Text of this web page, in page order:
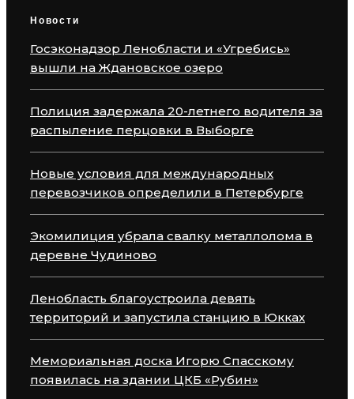
Новости
Госэконадзор Ленобласти и «Угребись»
вышли на Ждановское озеро
Полиция задержала 20-летнего водителя за
распыление перцовки в Выборге
Новые условия для международных
перевозчиков определили в Петербурге
Экомилиция убрала свалку металлолома в
деревне Чудиново
Ленобласть благоустроила девять
территорий и запустила станцию в Юкках
Мемориальная доска Игорю Спасскому
появилась на здании ЦКБ «Рубин»